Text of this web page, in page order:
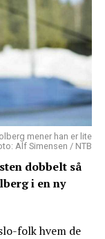
mener han er lite
Alf Simensen / NTB
dobbelt så
i en ny
folk hvem de